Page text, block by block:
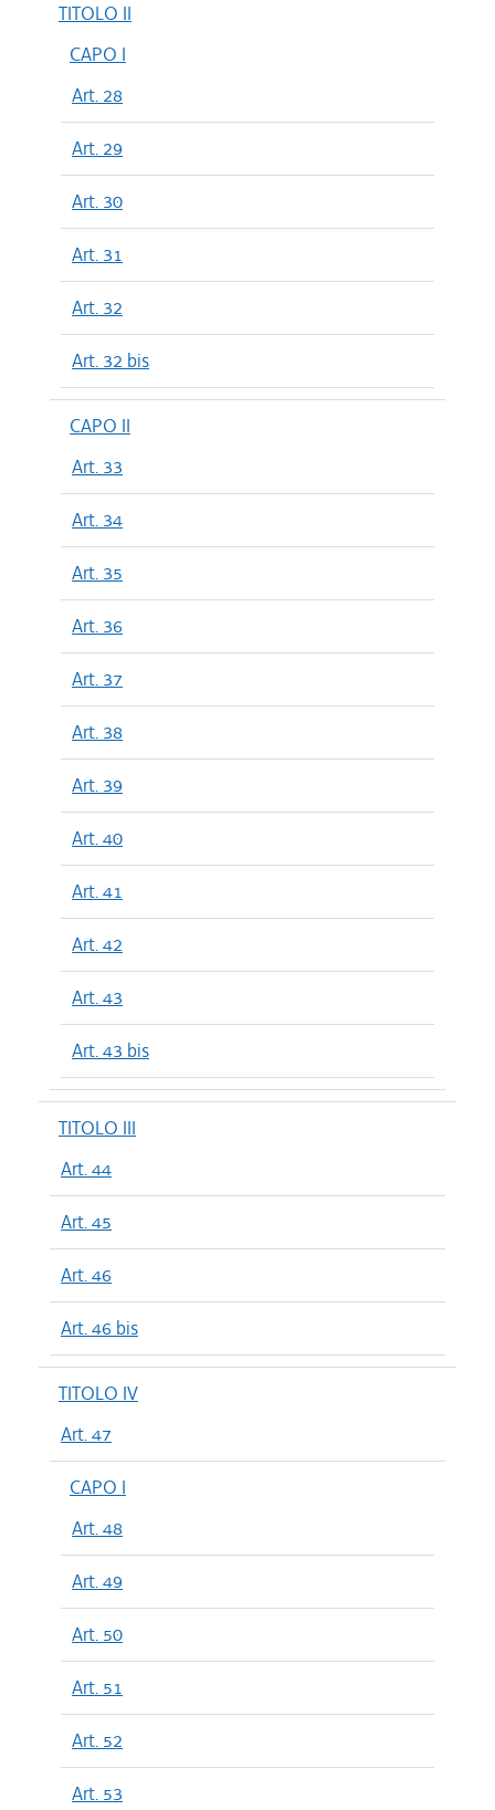
TITOLO II
CAPO I
Art. 28
Art. 29
Art. 30
Art. 31
Art. 32
Art. 32 bis
CAPO II
Art. 33
Art. 34
Art. 35
Art. 36
Art. 37
Art. 38
Art. 39
Art. 40
Art. 41
Art. 42
Art. 43
Art. 43 bis
TITOLO III
Art. 44
Art. 45
Art. 46
Art. 46 bis
TITOLO IV
Art. 47
CAPO I
Art. 48
Art. 49
Art. 50
Art. 51
Art. 52
Art. 53